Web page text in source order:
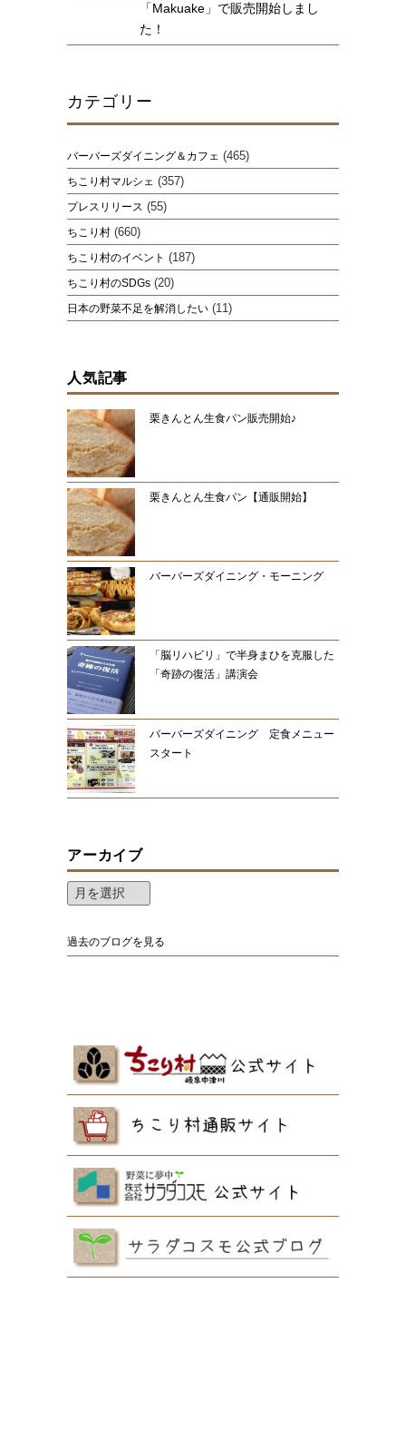
「Makuake」で販売開始しまし
た！
カテゴリー
バーバーズダイニング＆カフェ (465)
ちこり村マルシェ (357)
プレスリリース (55)
ちこり村 (660)
ちこり村のイベント (187)
ちこり村のSDGs (20)
日本の野菜不足を解消したい (11)
人気記事
栗きんとん生食パン販売開始♪
栗きんとん生食パン【通販開始】
バーバーズダイニング・モーニング
「脳リハビリ」で半身まひを克服した
「奇跡の復活」講演会
バーバーズダイニング 定食メニュー
スタート
アーカイブ
過去のブログを見る